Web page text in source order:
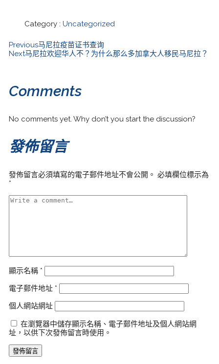
Category : Uncategorized
Previous马尼拉疫苗证书查询
Next马尼拉欢迎华人不？为什么那么多加拿大人移民马尼拉？
Comments
No comments yet. Why don’t you start the discussion?
發佈留言
發佈留言必須填寫的電子郵件地址不會公開。 必填欄位標示為
*
顯示名稱 *
電子郵件地址 *
個人網站網址
在瀏覽器中儲存顯示名稱、電子郵件地址及個人網站網
址，以供下次發佈留言時使用。